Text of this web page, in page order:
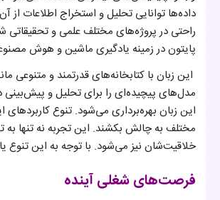
داده‌ها توانایی تحلیل و استخراج اطلاعات
راحتی در پروژه‌های مختلف علمی و تحقیقاتی
پایتون در زمینه یادگیری ماشین و هوش
مدل‌های پیچیده‌ای را برای تحلیل و پیش‌بینی
این زبان بهره‌برداری می‌شود. تنوع کاربردهای
مختلف به چالش بکشند. این تجربه نه تنها
خلاقیت‌شان نیز می‌شود. با توجه به این تنوع
فرصت‌های شغلی آینده